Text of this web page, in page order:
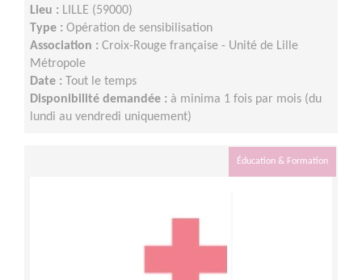
Lieu : LILLE (59000)
Type : Opération de sensibilisation
Association : Croix-Rouge française - Unité de Lille
Métropole
Date : Tout le temps
Disponibilité demandée : à minima 1 fois par mois (du
lundi au vendredi uniquement)
Éducation & Formation